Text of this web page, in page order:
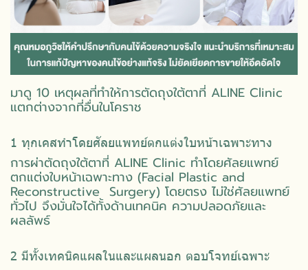
มาดู 10 เหตุผลที่ทำให้การตัดถุงใต้ตาที่ ALINE Clinic
แตกต่างจากที่อื่นในโคราช
1 ทุกเคสทำโดยศัลยแพทย์ตกแต่งใบหน้าเฉพาะทาง
การผ่าตัดถุงใต้ตาที่ ALINE Clinic ทำโดยศัลยแพทย์
ตกแต่งใบหน้าเฉพาะทาง (Facial Plastic and
Reconstructive Surgery) โดยตรง ไม่ใช่ศัลยแพทย์
ทั่วไป จึงมั่นใจได้ทั้งด้านเทคนิค ความปลอดภัยและ
ผลลัพธ์
2 มีทั้งเทคนิคแผลในและแผลนอก ตอบโจทย์เฉพาะ